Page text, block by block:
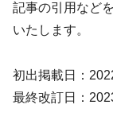
記事の引用など
いたします。
初出掲載日：
最終改訂日：